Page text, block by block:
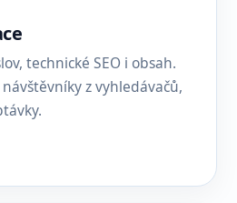
technické SEO i obsah.
z vyhledávačů,